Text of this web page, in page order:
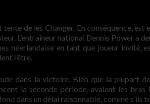
de les Changer. En conséquence, est
L’entraîneur national Dennis Power a
néerlandaise en tant que joueur invité,
l’être.
dans la victoire. Bien que la plupart
la seconde période, avaient les bras
dans un délai raisonnable, comme s’ils